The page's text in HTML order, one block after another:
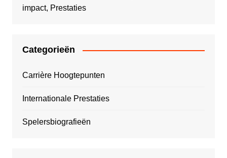
impact, Prestaties
Categorieën
Carrière Hoogtepunten
Internationale Prestaties
Spelersbiografieën